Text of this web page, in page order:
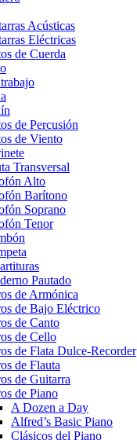
Acústicas
Eléctricas
de Cuerda
de Percusión
de Viento
Transversal
Alto
Barítono
Soprano
Tenor
Pautado
de Armónica
de Bajo Eléctrico
de Canto
de Cello
de Flata Dulce-Recorder
de Flauta
de Guitarra
de Piano
A Dozen a Day
Alfred’s Basic Piano
Clásicos del Piano